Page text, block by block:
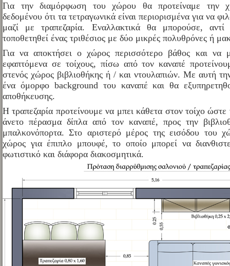
Για την διαμόρφωση του χώρου θα προτείναμε την
δεδομένου ότι τα τετραγωνικά είναι περιορισμένα για να
μαζί με τραπεζαρία. Εναλλακτικά θα μπορούσε,
τοποθετηθεί ένας τριθέσιος με δύο μικρές πολυθρόνες ή
Για να αποκτήσει ο χώρος περισσότερο βάθος και να
εφαπτόμενα σε τοίχους, πίσω από τον καναπέ
στενός χώρος βιβλιοθήκης ή / και ντουλαπιών. Με αυτή
ένα όμορφο background του καναπέ και θα
αποθήκευσης.
Η τραπεζαρία προτείνουμε να μπει κάθετα στον τοίχο ώστε
άνετο πέρασμα δίπλα από τον καναπέ, προς την
μπαλκονόπορτα. Στο αριστερό μέρος της εισόδου του
χώρος για έπιπλο μπουφέ, το οποίο μπορεί να
φωτιστικό και διάφορα διακοσμητικά.